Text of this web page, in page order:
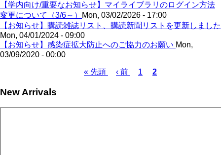
【学内向け/重要なお知らせ】マイライブラリのログイン方法
変更について（3/6～）
Mon, 03/02/2026 - 17:00
【お知らせ】購読雑誌リスト、購読新聞リストを更新しました
Mon, 04/01/2024 - 09:00
【お知らせ】感染症拡大防止へのご協力のお願い Mon,
03/09/2020 - 00:00
First
« 先頭
Previous
‹ 前 Page
1
Current
2
New Arrivals